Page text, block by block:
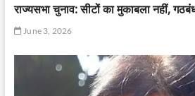
राज्यसभा चुनाव: सीटों का मुकाबला नहीं,
June 3, 2026